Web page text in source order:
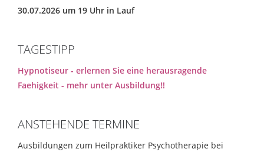
30.07.2026 um 19 Uhr in Lauf
TAGESTIPP
Hypnotiseur - erlernen Sie eine herausragende
Faehigkeit - mehr unter Ausbildung!!
ANSTEHENDE TERMINE
Ausbildungen zum Heilpraktiker Psychotherapie bei